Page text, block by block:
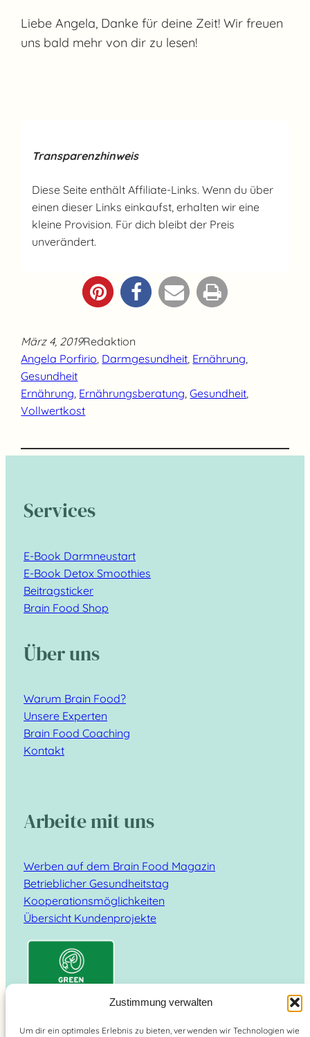
Zustimmung verwalten
Um dir ein optimales Erlebnis zu bieten, verwenden wir Technologien wie
Liebe Angela, Danke für deine Zeit! Wir freuen
uns bald mehr von dir zu lesen!
Transparenzhinweis
Diese Seite enthält Affiliate-Links. Wenn du über
einen dieser Links einkaufst, erhalten wir eine
kleine Provision. Für dich bleibt der Preis
unverändert.
März 4, 2019Redaktion
Angela Porfirio, Darmgesundheit, Ernährung
Gesundheit
Ernährung, Ernährungsberatung, Gesundheit
Vollwertkost
Services
E-Book Darmneustart
E-Book Detox Smoothies
Beitragsticker
Brain Food Shop
Über uns
Warum Brain Food?
Unsere Experten
Brain Food Coaching
Kontakt
Arbeite mit uns
Werben auf dem Brain Food Magazin
Betrieblicher Gesundheitstag
Kooperationsmöglichkeiten
Übersicht Kundenprojekte